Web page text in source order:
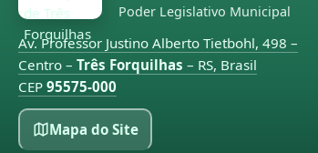
Poder Legislativo Municipal
Av. Professor Justino Alberto Tietbohl, 498 –
Centro – Três Forquilhas – RS, Brasil
CEP 95575-000
Mapa do Site